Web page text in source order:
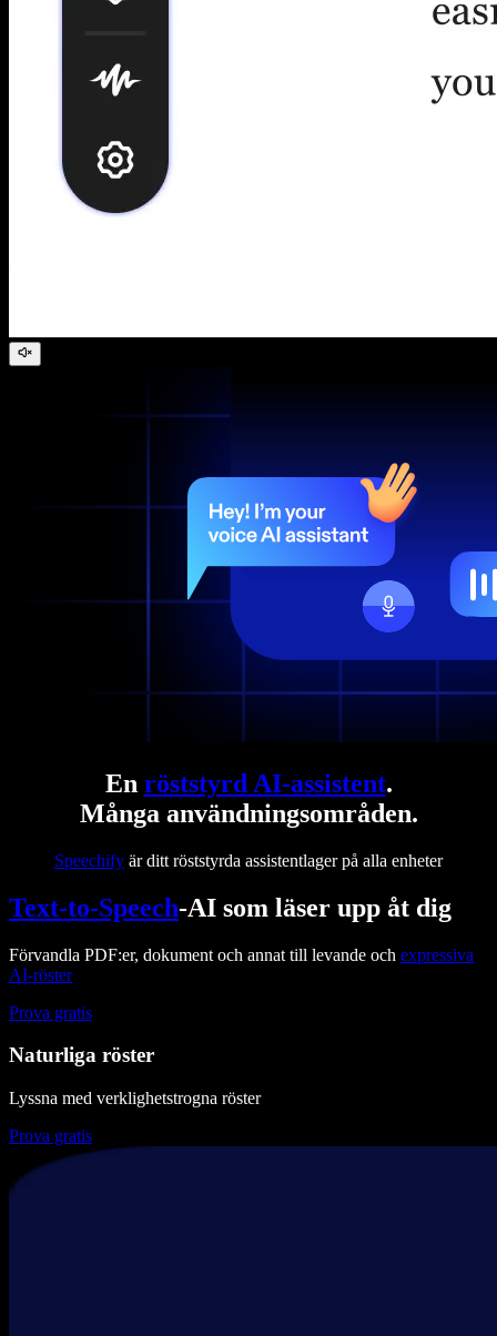
En röststyrd AI-assistent.
Många användningsområden.
Speechify är ditt röststyrda assistentlager på alla enheter
Text-to-Speech-AI som läser upp åt dig
Förvandla PDF:er, dokument och annat till levande och expressiva
AI-röster
Prova gratis
Naturliga röster
Lyssna med verklighetstrogna röster
Prova gratis